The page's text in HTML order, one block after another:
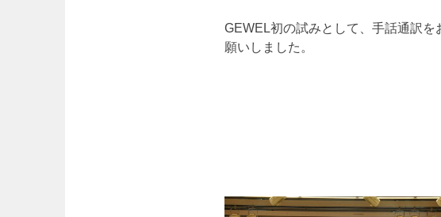
GEWEL初の試みとして、手話通訳を
願いしました。